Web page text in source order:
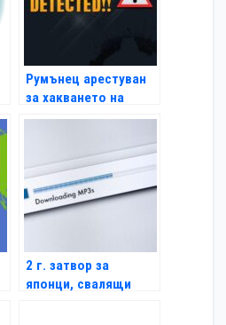
Румънец арестуван
за хакването на
NASA и Пентагона
2 г. затвор за
японци, свалящи